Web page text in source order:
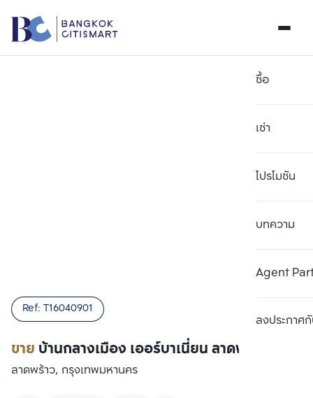
ซื้อ
เช่า
โปรโมชัน
บทความ
Agent
ลงประกาศกั
ขาย บ้านกลางเมือง เออร์บาเนี่ยน ลาดพร้าว 71
Ref: T16040901
ลาดพร้าว, กรุงเทพมหานคร